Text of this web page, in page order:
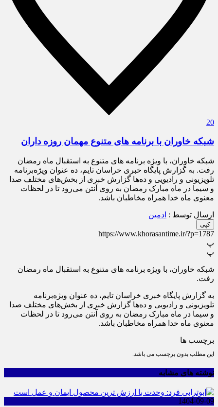
20
شبکه خاوران با برنامه های متنوع مهمان روزه داران
شبکه خاوران، با ویژه برنامه های متنوع به استقبال ماه رمضان
رفت. به گزارش پایگاه خبری خراسان تایم، ده عنوان ویژه‌برنامه
تلویزیونی و رادیویی و ده‌ها گزارش خبری از بخش‌های مختلف صدا
و سیما در ماه مبارک رمضان به روی آنتن می‌رود تا در لحظات
معنوی ماه خدا همراه مخاطبان باشد.
ارسال توسط : ادمین
کپی
https://www.khorasantime.ir/?p=1787
پ
پ
شبکه خاوران، با ویژه برنامه های متنوع به استقبال ماه رمضان
رفت.
به گزارش پایگاه خبری خراسان تایم، ده عنوان ویژه‌برنامه
تلویزیونی و رادیویی و ده‌ها گزارش خبری از بخش‌های مختلف صدا
و سیما در ماه مبارک رمضان به روی آنتن می‌رود تا در لحظات
معنوی ماه خدا همراه مخاطبان باشد.
برچسب ها
این مطلب بدون برچسب می باشد.
نوشته های مشابه
1404-09-09